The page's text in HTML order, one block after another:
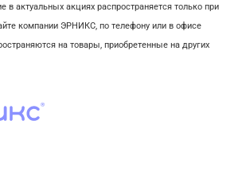
в актуальных акциях распространяется только при
компании ЭРНИКС, по телефону или в офисе
на товары, приобретенные на других